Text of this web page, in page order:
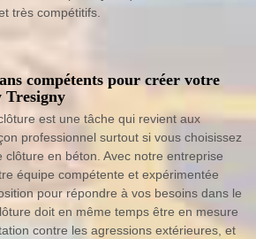
très compétitifs.
compétents pour créer votre
Tresigny
est une tâche qui revient aux
professionnel surtout si vous choisissez
clôture en béton. Avec notre entreprise
équipe compétente et expérimentée
pour répondre à vos besoins dans le
doit en même temps être en mesure
contre les agressions extérieures, et